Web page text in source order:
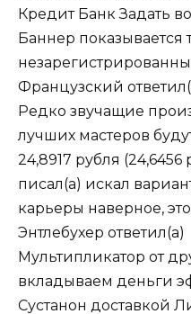
Кредит Банк Задать
Баннер показывается
Французский
Редко звучащие
лучших мастеров
24,8917 рубля
писал(а) искал
карьеры наверное,
Энтлебухер ответил(а)
Мультипликатор от
вкладываем деньги
Сустанон доставкой